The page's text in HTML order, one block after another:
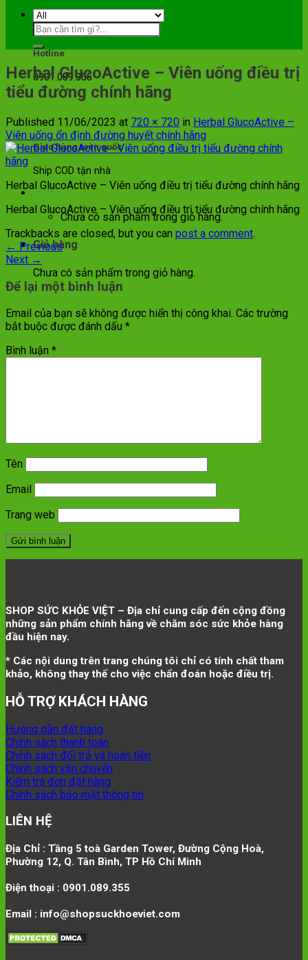
Hotline
0901.089.355
Giao hàng toàn quốc
Ship COD tận nhà
Giỏ hàng
Chưa có sản phẩm trong giỏ hàng.
Giỏ hàng
Chưa có sản phẩm trong giỏ hàng.
Herbal GlucoActive – Viên uống điều trị
tiểu đường chính hãng
Published 11/06/2023 at 720 × 720 in Herbal GlucoActive –
Viên uống ổn định đường huyết chính hãng
Herbal GlucoActive – Viên uống điều trị tiểu đường chính hãng
Herbal GlucoActive – Viên uống điều trị tiểu đường chính hãng
Trackbacks are closed, but you can post a comment.
← Previous
Next →
Để lại một bình luận
Email của bạn sẽ không được hiển thị công khai. Các trường
bắt buộc được đánh dấu *
Bình luận *
Tên
Email
Trang web
SHOP SỨC KHỎE VIỆT – Địa chỉ cung cấp đến cộng đồng
những sản phẩm chính hãng về chăm sóc sức khỏe hàng
đầu hiện nay.
* Các nội dung trên trang chúng tôi chỉ có tính chất tham
khảo, không thay thế cho việc chẩn đoán hoặc điều trị.
HỖ TRỢ KHÁCH HÀNG
Hướng dẫn đặt hàng
Chính sách thanh toán
Chính sách đổi trả và hoàn tiền
Chính sách vận chuyển
Kiểm tra đơn đặt hàng
Chính sách bảo mật thông tin
LIÊN HỆ
Địa Chỉ : Tầng 5 toà Garden Tower, Đường Cộng Hoà,
Phường 12, Q. Tân Bình, TP Hồ Chí Minh
Điện thoại : 0901.089.355
Email : info@shopsuckhoeviet.com